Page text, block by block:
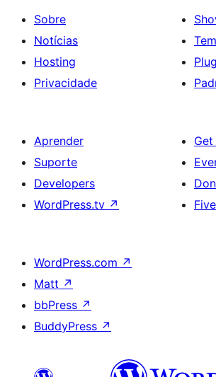
Sobre
Notícias
Hosting
Privacidade
Aprender
Suporte
Developers
WordPress.tv ↗
WordPress.com ↗
Matt ↗
bbPress ↗
BuddyPress ↗